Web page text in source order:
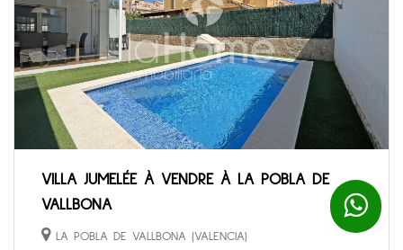
VILLA JUMELÉE À VENDRE À LA POBLA DE
VALLBONA
LA POBLA DE VALLBONA (VALENCIA)